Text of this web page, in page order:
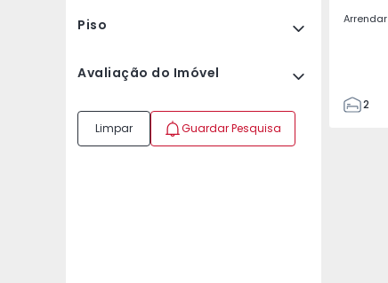
Piso
Avaliação do Imóvel
Limpar Guardar Pesquisa
Arrendar
2